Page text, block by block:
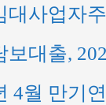
대사업자
보대출,
4월 만기